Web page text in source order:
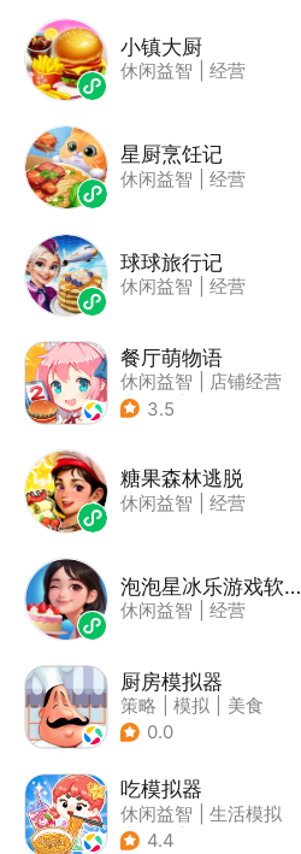
小镇大厨
休闲益智 经营
星厨烹饪记
休闲益智 经营
球球旅行记
休闲益智 经营
餐厅萌物语
休闲益智
店铺经营
| 美食
3.5
糖果森林逃脱
休闲益智 经营
泡泡星冰乐游戏软件V1.0
休闲益智 经营
厨房模拟器
策略 模拟
美食
| 剧情
0.0
吃模拟器
休闲益智
生活模拟
| 美食
4.4